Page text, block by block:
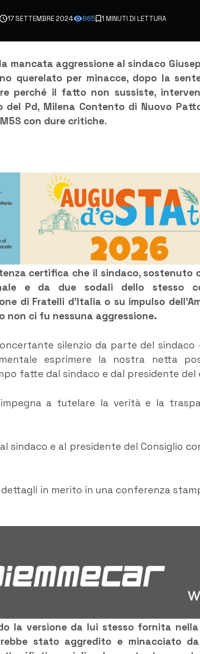
17 SETTEMBRE 2024 865 1 MINUTI DI LETTURA
mancata aggressione al sindaco
querelato per minacce, dopo la
perché il fatto non sussiste,
del Pd, Milena Contento di Nuovo
con dure critiche.
certifica che il sindaco, sostenuto
e da due sodali dello stesso
di Fratelli d’Italia o su impulso
non ci fu nessuna aggressione.
silenzio da parte del
esprimere la nostra netta
fatte dal sindaco e dal presidente del
impegna a tutelare la verità e la
sindaco e al presidente del Consiglio
in merito in una conferenza
la versione da lui stesso fornita
stato aggredito e minacciato da